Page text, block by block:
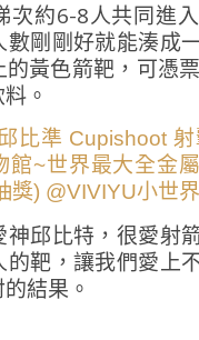
次約6-8人共同進
剛剛好就能湊成
的黃色箭靶，可憑
。
邱比特，很愛射
的靶，讓我們愛上
結果。